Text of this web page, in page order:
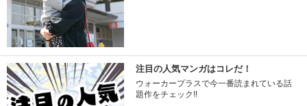
注目の人気マンガはコレだ！
ウォーカープラスで今一番読まれている話
題作をチェック!!